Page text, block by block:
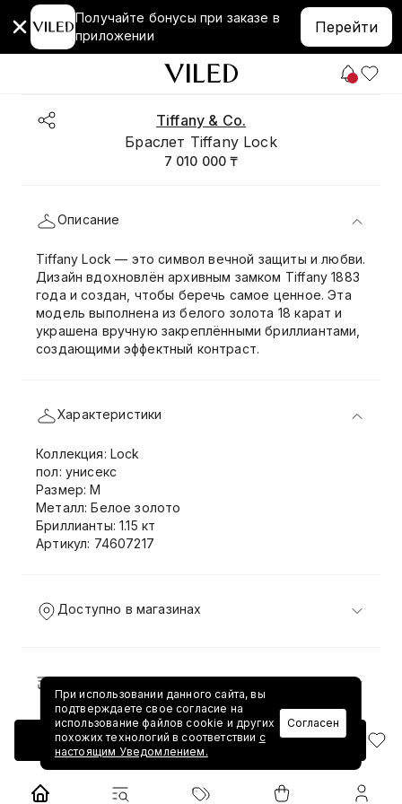
Получайте бонусы при заказе в
приложении
Перейти
Tiffany & Co.
Браслет Tiffany Lock
7 010 000 ₸
Добавить в корзину
Описание
Tiffany Lock — это символ вечной защиты и любви.
Дизайн вдохновлён архивным замком Tiffany 1883
года и создан, чтобы беречь самое ценное. Эта
модель выполнена из белого золота 18 карат и
украшена вручную закреплёнными бриллиантами,
создающими эффектный контраст.
Характеристики
Коллекция: Lock
пол: унисекс
Размер: M
Металл: Белое золото
Бриллианты: 1.15 кт
Артикул: 74607217
Доступно в магазинах
Доставка и возврат
При использовании данного сайта, вы
подтверждаете свое согласие на
использование файлов cookie и других
похожих технологий в соответствии с
настоящим Уведомлением.
Согласен